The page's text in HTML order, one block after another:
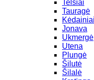
Telšiai
Tauragė
Kėdainiai
Jonava
Ukmergė
Utena
Plungė
Šilutė
Šilalė